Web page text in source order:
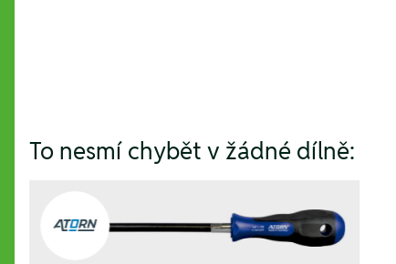
To nesmí chybět v žádné dílně: